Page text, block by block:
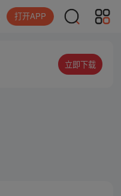
打开APP
立即下载